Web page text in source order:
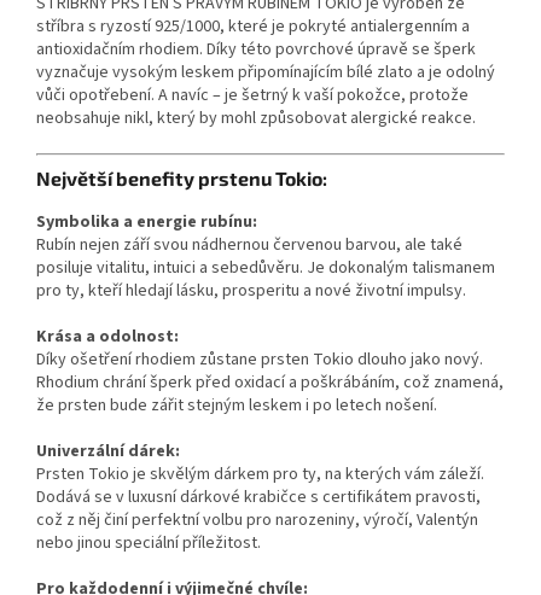
stříbra s ryzostí 925/1000, které je pokryté antialergenním a
antioxidačním rhodiem. Díky této povrchové úpravě se šperk
vyznačuje vysokým leskem připomínajícím bílé zlato a je odolný
vůči opotřebení. A navíc – je šetrný k vaší pokožce, protože
neobsahuje nikl, který by mohl způsobovat alergické reakce.
Největší benefity prstenu Tokio:
Symbolika a energie rubínu:
Rubín nejen září svou nádhernou červenou barvou, ale také
posiluje vitalitu, intuici a sebedůvěru. Je dokonalým talismanem
pro ty, kteří hledají lásku, prosperitu a nové životní impulsy.
Krása a odolnost:
Díky ošetření rhodiem zůstane prsten Tokio dlouho jako nový.
Rhodium chrání šperk před oxidací a poškrábáním, což znamená,
že prsten bude zářit stejným leskem i po letech nošení.
Univerzální dárek:
Prsten Tokio je skvělým dárkem pro ty, na kterých vám záleží.
Dodává se v luxusní dárkové krabičce s certifikátem pravosti,
což z něj činí perfektní volbu pro narozeniny, výročí, Valentýn
nebo jinou speciální příležitost.
Pro každodenní i výjimečné chvíle: